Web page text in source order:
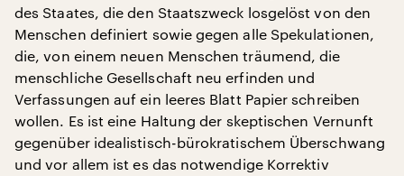
des Staates, die den Staatszweck losgelöst von den
Menschen definiert sowie gegen alle Spekulationen,
die, von einem neuen Menschen träumend, die
menschliche Gesellschaft neu erfinden und
Verfassungen auf ein leeres Blatt Papier schreiben
wollen. Es ist eine Haltung der skeptischen Vernunft
gegenüber idealistisch-bürokratischem Überschwang
und vor allem ist es das notwendige Korrektiv